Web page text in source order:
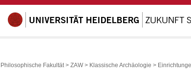
Philosophische Fakultät > ZAW > Klassische Archäologie >